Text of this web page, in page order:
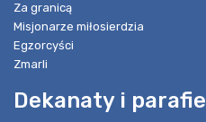
Za granicą
Misjonarze miłosierdzia
Egzorcyści
Zmarli
Dekanaty i parafie